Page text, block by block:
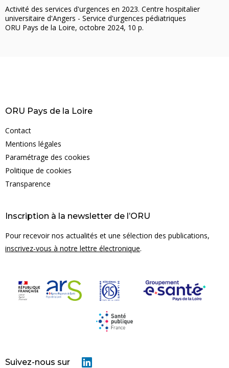
Activité des services d'urgences en 2023. Centre hospitalier
universitaire d'Angers - Service d'urgences pédiatriques
ORU Pays de la Loire, octobre 2024, 10 p.
ORU Pays de la Loire
Contact
Mentions légales
Paramétrage des cookies
Politique de cookies
Transparence
Inscription à la newsletter de l’ORU
Pour recevoir nos actualités et une sélection des publications,
inscrivez-vous à notre lettre électronique.
Suivez-nous sur
site, des cookies sont déposés sur
laissons la possibilité de consulter les
site. Aucune donnée personnelle n'est
par la suite, cliquez sur le lien
dans le pied de page.